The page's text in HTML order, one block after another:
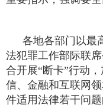
各地各部门以最
法犯罪工作部际联
合开展“断卡”行动
信、金融和互联网
件适用法律若干问